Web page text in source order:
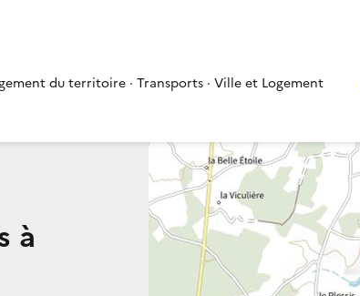
du territoire · Transports · Ville et Logement
à